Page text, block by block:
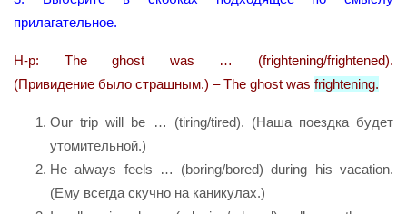
прилагательное.
Н-р: The ghost was … (frightening/frightened).
(Привидение было страшным.) – The ghost was frightening.
Our trip will be … (tiring/tired). (Наша поездка будет
утомительной.)
He always feels … (boring/bored) during his vacation.
(Ему всегда скучно на каникулах.)